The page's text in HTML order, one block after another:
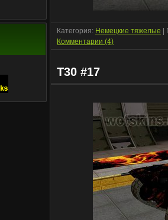
Категория: Немецкие тяжелые
Комментарии (4)
T30 #17